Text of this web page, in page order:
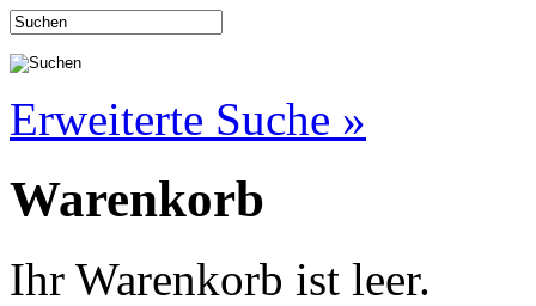
Erweiterte Suche »
Warenkorb
Ihr Warenkorb ist leer.